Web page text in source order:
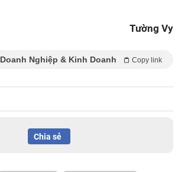
Tường Vy
Doanh Nghiệp & Kinh Doanh Copy link
Chia sẻ